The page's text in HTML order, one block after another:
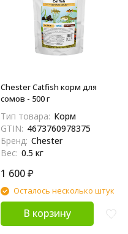
Chester Catfish корм для
сомов - 500 г
Тип товара: Корм
GTIN: 4673760978375
Бренд: Chester
Вес: 0.5 кг
1 600₽
Осталось несколько штук
В корзину